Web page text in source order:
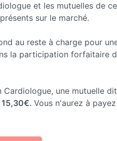
et les mutuelles de
sur le marché.
au reste à charge pour
la participation forfaitaire
Cardiologue, une mutuelle
15,30€. Vous n'aurez à